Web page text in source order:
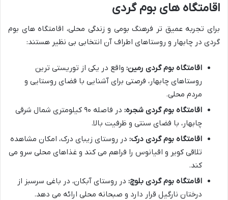
اقامتگاه های بوم گردی
برای تجربه عمیق تر فرهنگ بومی و زندگی محلی، اقامتگاه های بوم
گردی در چابهار و روستاهای اطراف آن انتخابی بی نظیر هستند:
اقامتگاه بوم گردی رمین: واقع در یکی از توریستی ترین
روستاهای چابهار، فرصتی برای آشنایی با فضای روستایی و
مردم محلی.
اقامتگاه بوم گردی شجره:
در فاصله ۹۰ کیلومتری شمال شرقی
چابهار، با فضای سنتی و ظرفیت بالا.
اقامتگاه بوم گردی درک: در روستای زیبای درک، امکان مشاهده
تلاقی کویر و اقیانوس را فراهم می کند و غذاهای محلی سرو می
کند.
اقامتگاه بوم گردی بلوچ: در روستای آبکان، در باغی سرسبز از
درختان نارگیل قرار دارد و صبحانه محلی ارائه می دهد.